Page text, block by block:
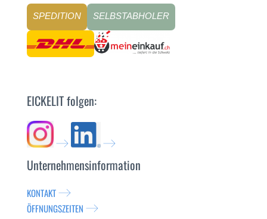
SPEDITION SELBSTABHOLER
EICKELIT folgen:
Unternehmensinformation
KONTAKT
ÖFFNUNGSZEITEN